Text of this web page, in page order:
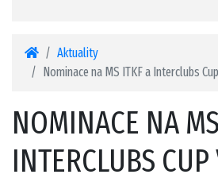
Aktuality
Nominace na MS ITKF a Interclubs
NOMINACE NA
INTERCLUBS